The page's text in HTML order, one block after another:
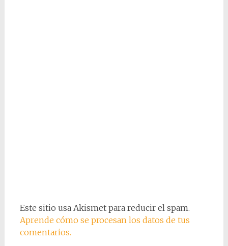
Este sitio usa Akismet para reducir el spam.
Aprende cómo se procesan los datos de tus
comentarios.